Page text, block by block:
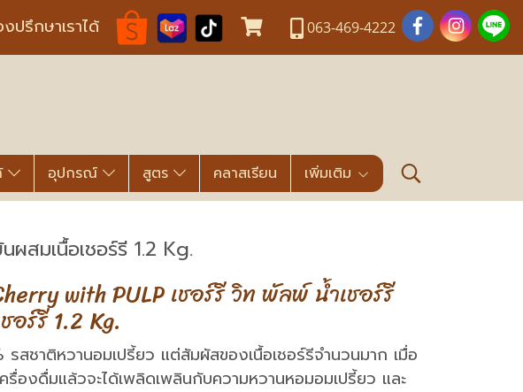
ปรึกษาเราได้ 063-469-4222
อุปกรณ์ สูตร คลาสเรียน เพิ่มเติม
สมเนื้อเชอร์รี 1.2 Kg.
with PULP เชอร์รี วิท พัลพ์ น้ำเชอร์รี
อร์รี 1.2 Kg.
รสชาติหวานอมเปรี้ยว แต่สัมผัสของเนื้อเชอร์รีจำนวนมาก เมื่อ
ครื่องดื่มแล้วจะได้เพลิดเพลินกับความหวานหอมอมเปรี้ยว และ